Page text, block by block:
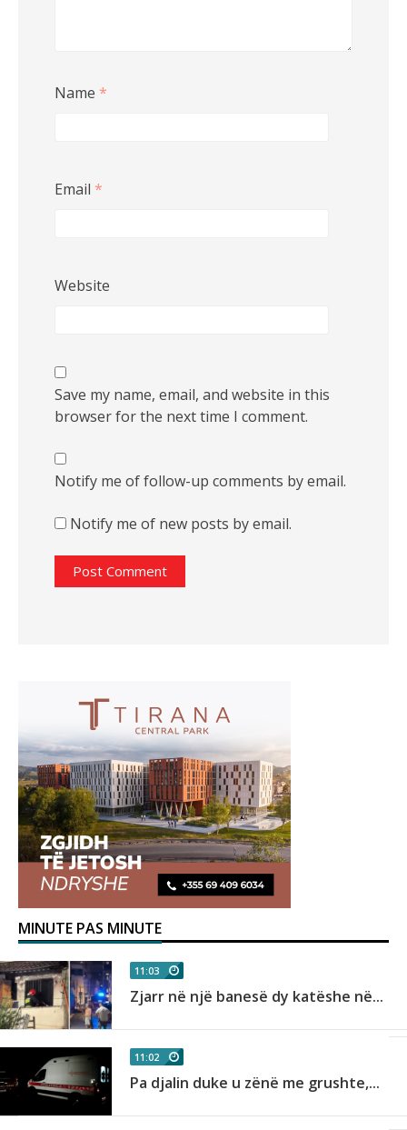
Name *
Email *
Website
Save my name, email, and website in this
browser for the next time I comment.
Notify me of follow-up comments by email.
Notify me of new posts by email.
MINUTE PAS MINUTE
11:03
Zjarr në një banesë dy katëshe në...
11:02
Pa djalin duke u zënë me grushte,...